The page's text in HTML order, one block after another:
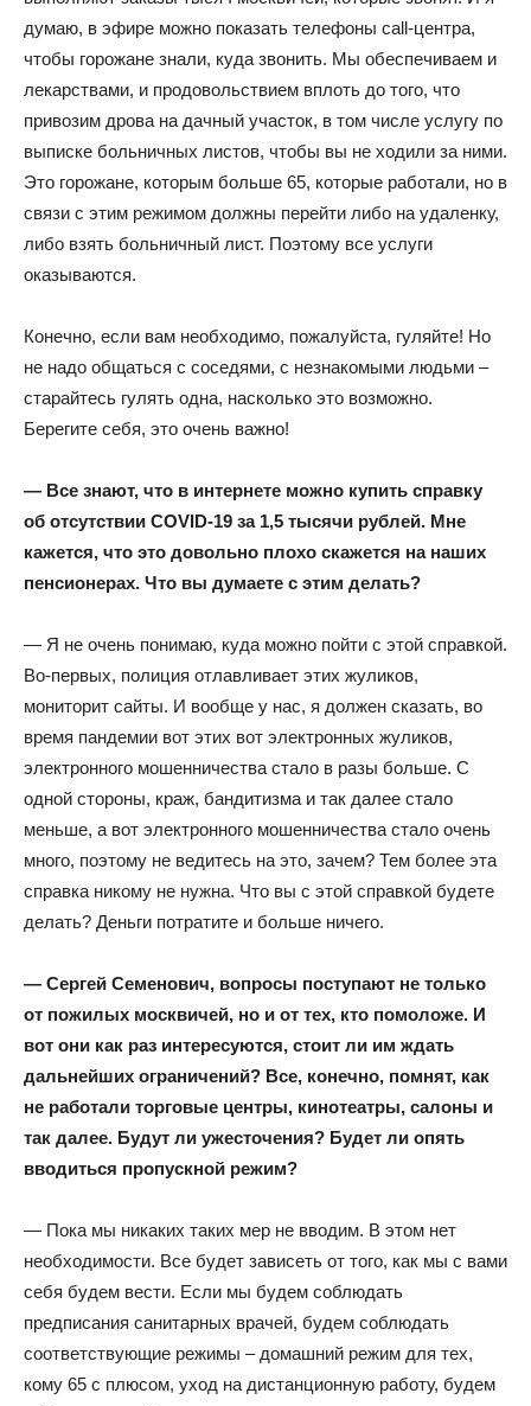
думаю, в эфире можно показать телефоны call-центра,
чтобы горожане знали, куда звонить. Мы обеспечиваем и
лекарствами, и продовольствием вплоть до того, что
привозим дрова на дачный участок, в том числе услугу по
выписке больничных листов, чтобы вы не ходили за ними.
Это горожане, которым больше 65, которые работали, но в
связи с этим режимом должны перейти либо на удаленку,
либо взять больничный лист. Поэтому все услуги
оказываются.
Конечно, если вам необходимо, пожалуйста, гуляйте! Но
не надо общаться с соседями, с незнакомыми людьми –
старайтесь гулять одна, насколько это возможно.
Берегите себя, это очень важно!
— Все знают, что в интернете можно купить справку
об отсутствии COVID-19 за 1,5 тысячи рублей. Мне
кажется, что это довольно плохо скажется на наших
пенсионерах. Что вы думаете с этим делать?
— Я не очень понимаю, куда можно пойти с этой справкой.
Во-первых, полиция отлавливает этих жуликов,
мониторит сайты. И вообще у нас, я должен сказать, во
время пандемии вот этих вот электронных жуликов,
электронного мошенничества стало в разы больше. С
одной стороны, краж, бандитизма и так далее стало
меньше, а вот электронного мошенничества стало очень
много, поэтому не ведитесь на это, зачем? Тем более эта
справка никому не нужна. Что вы с этой справкой будете
делать? Деньги потратите и больше ничего.
— Сергей Семенович, вопросы поступают не только
от пожилых москвичей, но и от тех, кто помоложе. И
вот они как раз интересуются, стоит ли им ждать
дальнейших ограничений? Все, конечно, помнят, как
не работали торговые центры, кинотеатры, салоны и
так далее. Будут ли ужесточения? Будет ли опять
вводиться пропускной режим?
— Пока мы никаких таких мер не вводим. В этом нет
необходимости. Все будет зависеть от того, как мы с вами
себя будем вести. Если мы будем соблюдать
предписания санитарных врачей, будем соблюдать
соответствующие режимы – домашний режим для тех,
кому 65 с плюсом, уход на дистанционную работу, будем